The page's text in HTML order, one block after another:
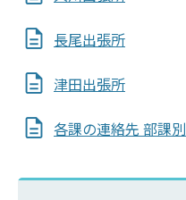
長尾出張所
津田出張所
各課の連絡先 部課別